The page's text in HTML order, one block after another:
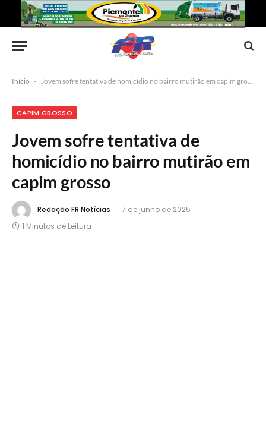
Início - Jovem sofre tentativa de homicídio no bairro mutirão em capim grosso
CAPIM GROSSO
Jovem sofre tentativa de
homicídio no bairro mutirão em
capim grosso
Redação FR Notícias
7 de junho de 2025
1 Minutos de Leitura